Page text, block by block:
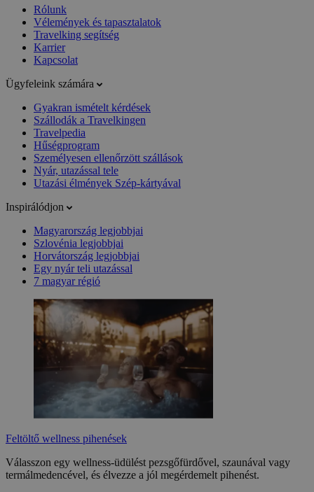
Rólunk
Vélemények és tapasztalatok
Travelking segítség
Karrier
Kapcsolat
Ügyfeleink számára
Gyakran ismételt kérdések
Szállodák a Travelkingen
Travelpedia
Hűségprogram
Személyesen ellenőrzött szállások
Nyár, utazással tele
Utazási élmények Szép-kártyával
Inspirálódjon
Magyarország legjobbjai
Szlovénia legjobbjai
Horvátország legjobbjai
Egy nyár teli utazással
7 magyar régió
Feltöltő wellness pihenések
Válasszon egy wellness-üdülést pezsgőfürdővel, szaunával vagy
termálmedencével, és élvezze a jól megérdemelt pihenést.